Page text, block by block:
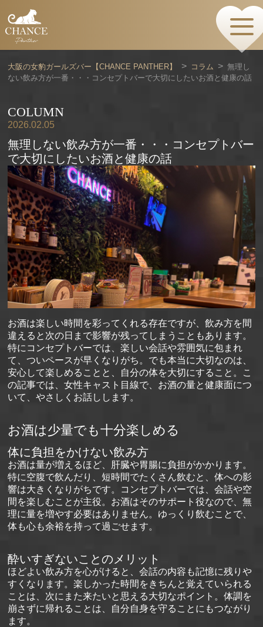
コンセプト
GIRLS
MENU
メニュー・料金
EVENTS
イベント情報
SHOP
店舗情報・よくある質問
VISITORS TO JAPAN
外国人観光客向け
RECRUIT
採用情報
大阪の女豹ガールズバー【CHANCE PANTHER】 コラム
無理し
ない飲み方が一番・・・コンセプトバーで大切にしたいお酒と健康の話
COLUMN
2026.02.05
無理しない飲み方が一番・・・コンセプトバー
で大切にしたいお酒と健康の話
お酒は楽しい時間を彩ってくれる存在ですが、飲み方を間
違えると次の日まで影響が残ってしまうこともあります。
特にコンセプトバーでは、楽しい会話や雰囲気に包まれ
て、ついペースが早くなりがち。でも本当に大切なのは、
安心して楽しめることと、自分の体を大切にすること。こ
の記事では、女性キャスト目線で、お酒の量と健康面につ
いて、やさしくお話しします。
お酒は少量でも十分楽しめる
体に負担をかけない飲み方
お酒は量が増えるほど、肝臓や胃腸に負担がかかります。
特に空腹で飲んだり、短時間でたくさん飲むと、体への影
響は大きくなりがちです。コンセプトバーでは、会話や空
間を楽しむことが主役。お酒はそのサポート役なので、無
理に量を増やす必要はありません。ゆっくり飲むことで、
体も心も余裕を持って過ごせます。
酔いすぎないことのメリット
ほどよい飲み方を心がけると、会話の内容も記憶に残りや
すくなります。楽しかった時間をきちんと覚えていられる
ことは、次にまた来たいと思える大切なポイント。体調を
崩さずに帰れることは、自分自身を守ることにもつながり
ます。